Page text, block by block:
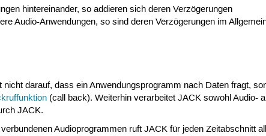
hintereinander, so addieren sich deren Verzögerungen
Audio-Anwendungen, so sind deren Verzögerungen im
darauf, dass ein Anwendungsprogramm nach Daten fragt,
(call back). Weiterhin verarbeitet JACK sowohl Audio-
JACK.
Audioprogrammen ruft JACK für jeden Zeitabschnitt